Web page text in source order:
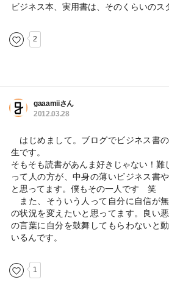
ビジネス本、実用書は、そのくらいのス
2
gaaamiiさん
2012.03.28
はじめまして。ブログでビジネス書
生です。
そもそも読書があんま好きじゃない！難
って人の方が、中身の薄いビジネス書
と思ってます。僕もその一人です 笑
また、そういう人って自分に自信が
の状況を変えたいと思ってます。良い
の言葉に自分を鼓舞してもらわないと
いるんです。
1